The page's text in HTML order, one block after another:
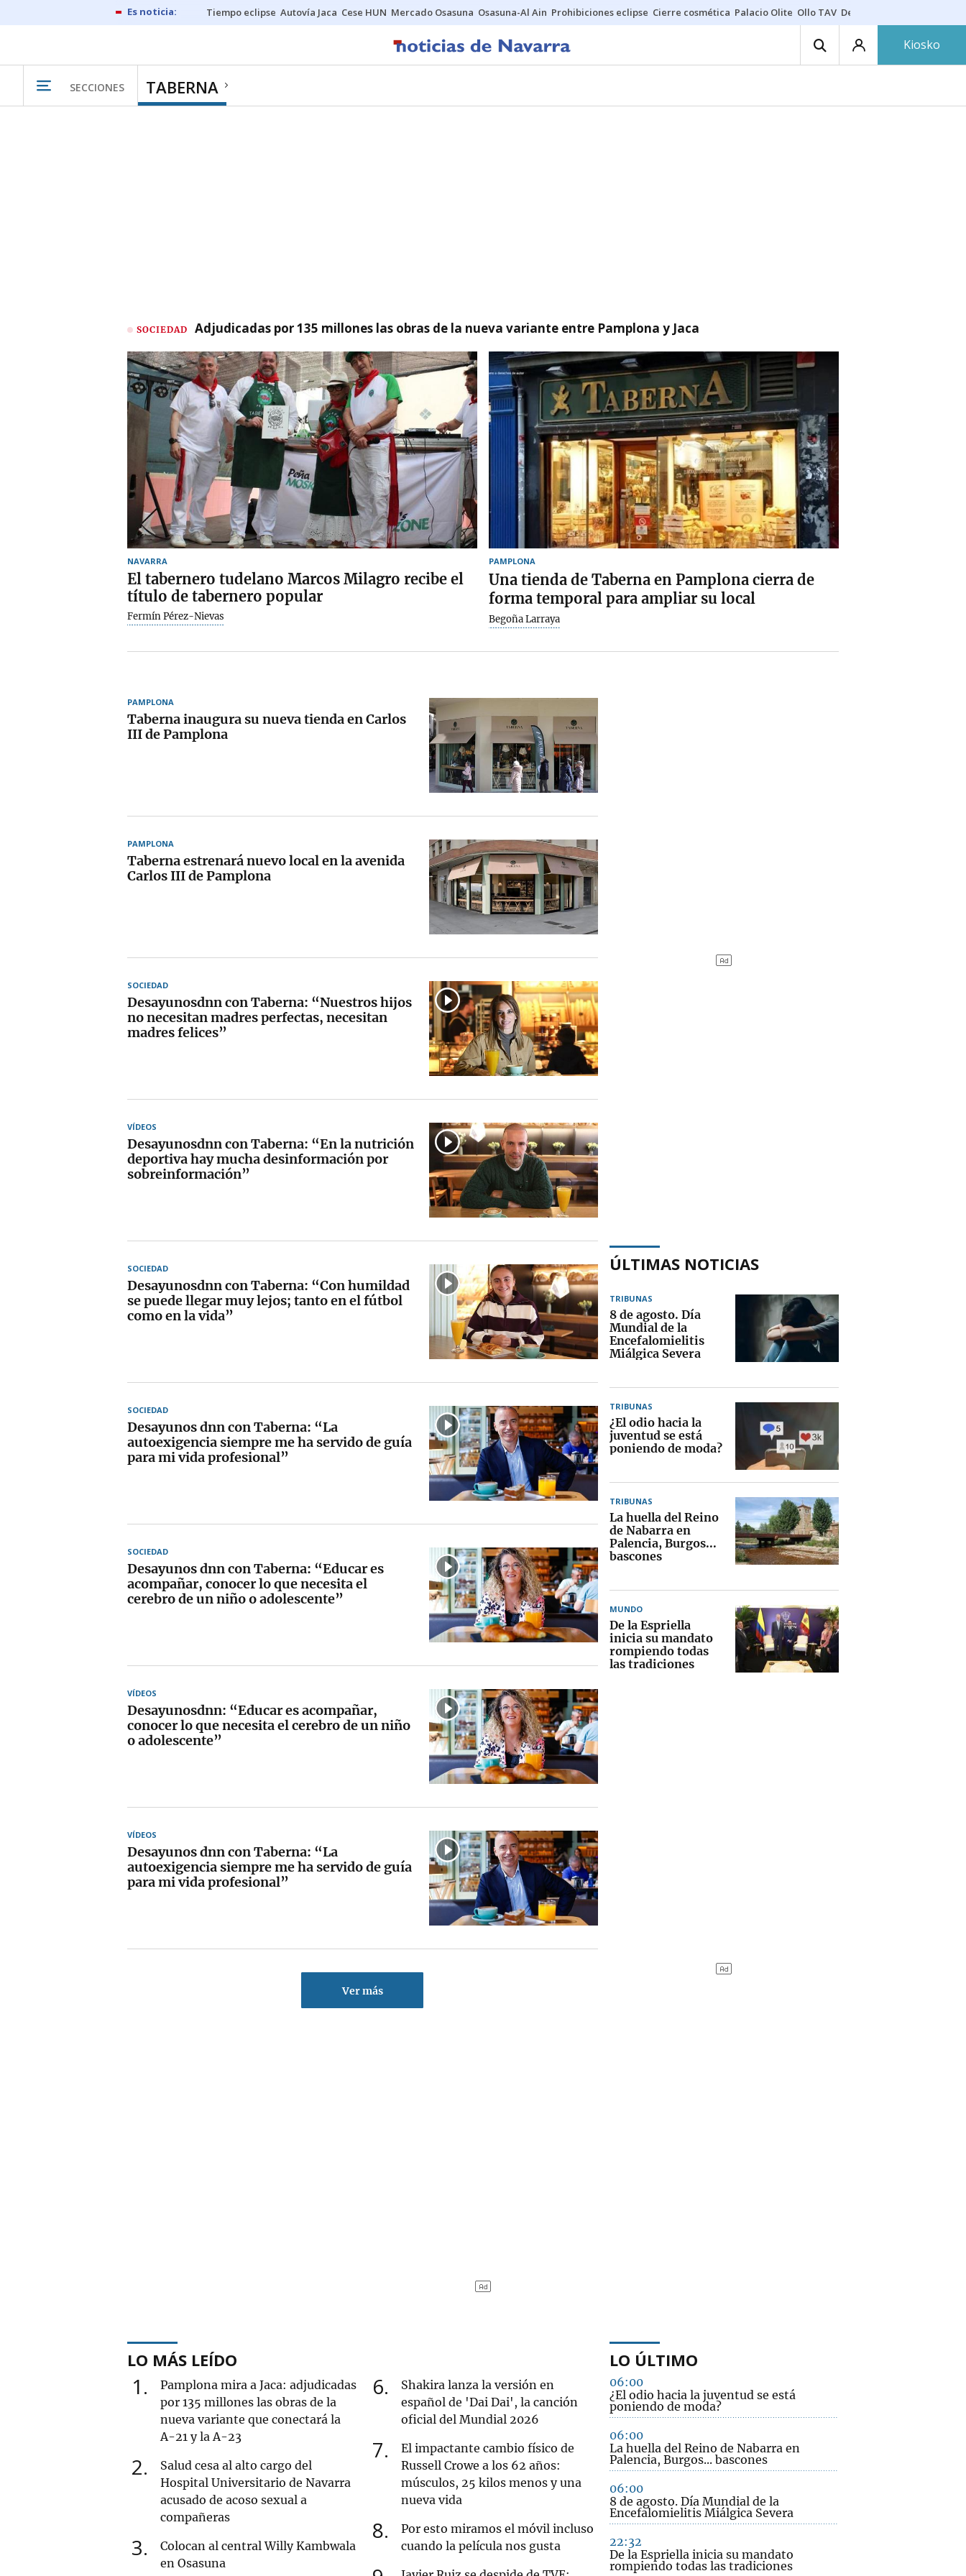
Tiempo eclipse Autovía Jaca Cese HUN Mercado Osasuna Osasuna-Al Ain Prohibiciones eclipse Cierre cosmética Palacio Olite Ollo TAV Derrama vecinos
Kiosko
SECCIONES TABERNA
SOCIEDAD Adjudicadas por 135 millones las obras de la nueva variante entre Pamplona y Jaca
NAVARRA
El tabernero tudelano Marcos Milagro recibe el
título de tabernero popular
Fermín Pérez-Nievas
PAMPLONA
Una tienda de Taberna en Pamplona cierra de
forma temporal para ampliar su local
Begoña Larraya
PAMPLONA
Taberna inaugura su nueva tienda en Carlos
III de Pamplona
PAMPLONA
Taberna estrenará nuevo local en la avenida
Carlos III de Pamplona
SOCIEDAD
Desayunosdnn con Taberna: “Nuestros hijos
no necesitan madres perfectas, necesitan
madres felices”
VÍDEOS
Desayunosdnn con Taberna: “En la nutrición
deportiva hay mucha desinformación por
sobreinformación”
SOCIEDAD
Desayunosdnn con Taberna: “Con humildad
se puede llegar muy lejos; tanto en el fútbol
como en la vida”
SOCIEDAD
Desayunos dnn con Taberna: “La
autoexigencia siempre me ha servido de guía
para mi vida profesional”
SOCIEDAD
Desayunos dnn con Taberna: “Educar es
acompañar, conocer lo que necesita el
cerebro de un niño o adolescente”
VÍDEOS
Desayunosdnn: “Educar es acompañar,
conocer lo que necesita el cerebro de un niño
o adolescente”
VÍDEOS
Desayunos dnn con Taberna: “La
autoexigencia siempre me ha servido de guía
para mi vida profesional”
Ver más
ÚLTIMAS NOTICIAS
TRIBUNAS
8 de agosto. Día
Mundial de la
Encefalomielitis
Miálgica Severa
TRIBUNAS
¿El odio hacia la
juventud se está
poniendo de moda?
TRIBUNAS
La huella del Reino
de Nabarra en
Palencia, Burgos...
bascones
MUNDO
De la Espriella
inicia su mandato
rompiendo todas
las tradiciones
LO MÁS LEÍDO
1
Pamplona mira a Jaca: adjudicadas
por 135 millones las obras de la
nueva variante que conectará la
A-21 y la A-23
2
Salud cesa al alto cargo del
Hospital Universitario de Navarra
acusado de acoso sexual a
compañeras
3
Colocan al central Willy Kambwala
en Osasuna
6
Shakira lanza la versión en
español de 'Dai Dai', la canción
oficial del Mundial 2026
7
El impactante cambio físico de
Russell Crowe a los 62 años:
músculos, 25 kilos menos y una
nueva vida
8
Por esto miramos el móvil incluso
cuando la película nos gusta
LO ÚLTIMO
06:00
¿El odio hacia la juventud se está
poniendo de moda?
06:00
La huella del Reino de Nabarra en
Palencia, Burgos... bascones
06:00
8 de agosto. Día Mundial de la
Encefalomielitis Miálgica Severa
22:32
De la Espriella inicia su mandato
rompiendo todas las tradiciones